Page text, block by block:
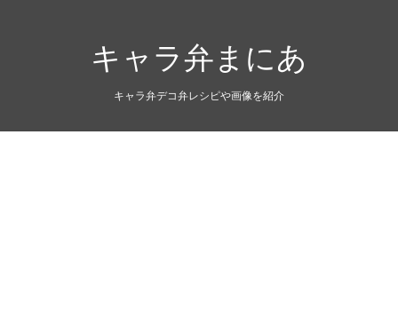
キャラ弁まにあ
キャラ弁デコ弁レシピや画像を紹介